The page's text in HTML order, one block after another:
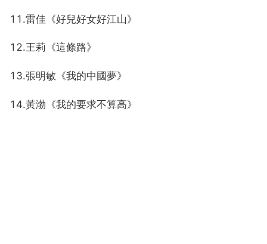
11.雷佳《好兒好女好江山》
12.王莉《這條路》
13.張明敏《我的中國夢》
14.黃渤《我的要求不算高》